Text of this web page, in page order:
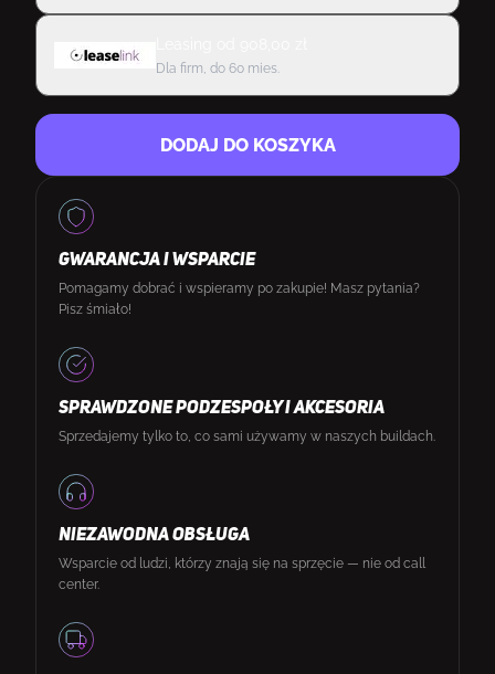
Dla firm, do 60 mies.
DODAJ DO KOSZYKA
GWARANCJA I WSPARCIE
Pomagamy dobrać i wspieramy po zakupie! Masz pytania?
Pisz śmiało!
SPRAWDZONE PODZESPOŁY I AKCESORIA
Sprzedajemy tylko to, co sami używamy w naszych buildach.
NIEZAWODNA OBSŁUGA
Wsparcie od ludzi, którzy znają się na sprzęcie — nie od call
center.